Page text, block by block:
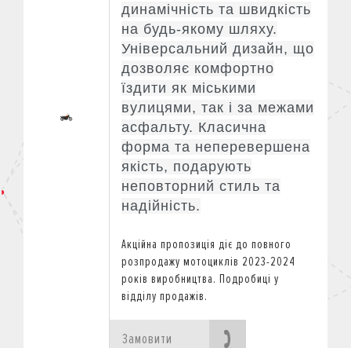
динамічність та швидкість
на будь-якому шляху.
Універсальний дизайн, що
дозволяє комфортно
їздити як міськими
вулицями, так і за межами
асфальту. Класична
форма та неперевершена
якість, подарують
неповторний стиль та
надійність.
Акційна пропозиція діє до повного
розпродажу мотоциклів 2023-2024
років виробництва. Подробиці у
відділу продажів.
Замовити